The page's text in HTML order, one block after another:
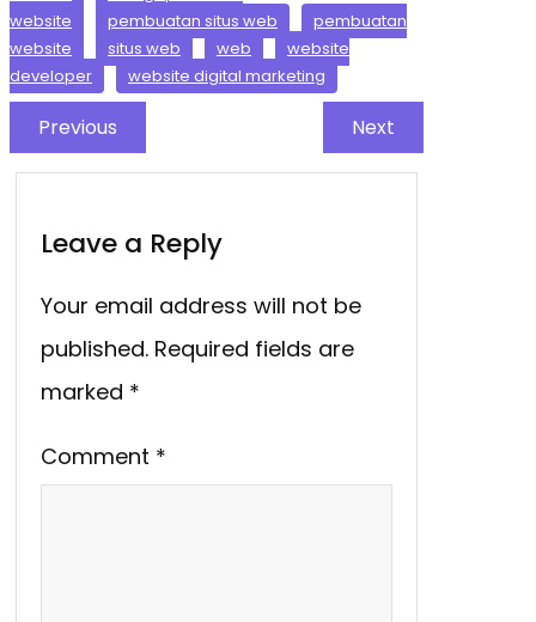
website
pembuatan situs web
pembuatan
website
situs web web
website
developer
website digital marketing
Previous Next
Leave a Reply
Your email address will not be
published. Required fields are
marked *
Comment *